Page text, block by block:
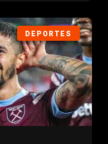
DEPORTES